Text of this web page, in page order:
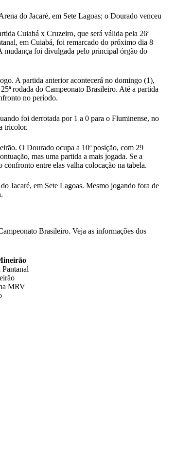
do Jacaré, em Sete Lagoas; o Dourado venceu
Cuiabá x Cruzeiro, que será válida pela 26ª
em Cuiabá, foi remarcado do próximo dia 8
mudança foi divulgada pelo principal órgão do
A partida anterior acontecerá no domingo (1),
rodada do Campeonato Brasileiro. Até a partida
no período.
foi derrotada por 1 a 0 para o Fluminense, no
tricolor.
O Dourado ocupa a 10ª posição, com 29
mas uma partida a mais jogada. Se a
entre elas valha colocação na tabela.
Jacaré, em Sete Lagoas. Mesmo jogando fora de
Brasileiro. Veja as informações dos
MRV